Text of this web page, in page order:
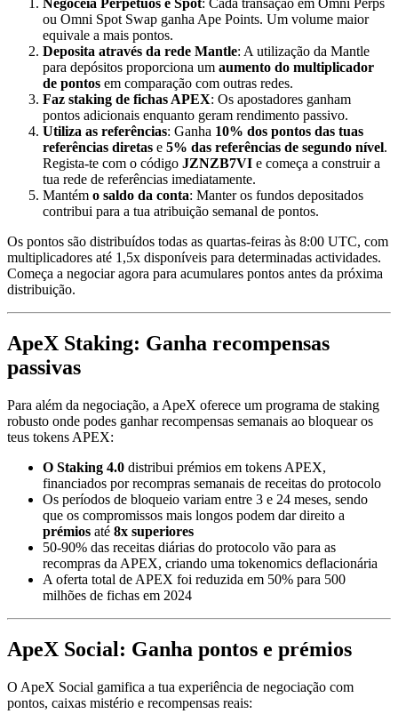
Negoceia Perpétuos e Spot: Cada transação em Omni Perps
ou Omni Spot Swap ganha Ape Points. Um volume maior
equivale a mais pontos.
Deposita através da rede Mantle: A utilização da Mantle
para depósitos proporciona um aumento do multiplicador
de pontos em comparação com outras redes.
Faz staking de fichas APEX: Os apostadores ganham
pontos adicionais enquanto geram rendimento passivo.
Utiliza as referências: Ganha 10% dos pontos das tuas
referências diretas e 5% das referências de segundo nível.
Regista-te com o código JZNZB7VI e começa a construir a
tua rede de referências imediatamente.
Mantém o saldo da conta: Manter os fundos depositados
contribui para a tua atribuição semanal de pontos.
Os pontos são distribuídos todas as quartas-feiras às 8:00 UTC, com
multiplicadores até 1,5x disponíveis para determinadas actividades.
Começa a negociar agora para acumulares pontos antes da próxima
distribuição.
ApeX Staking: Ganha recompensas
passivas
Para além da negociação, a ApeX oferece um programa de staking
robusto onde podes ganhar recompensas semanais ao bloquear os
teus tokens APEX:
O Staking 4.0 distribui prémios em tokens APEX,
financiados por recompras semanais de receitas do protocolo
Os períodos de bloqueio variam entre 3 e 24 meses, sendo
que os compromissos mais longos podem dar direito a
prémios até 8x superiores
50-90% das receitas diárias do protocolo vão para as
recompras da APEX, criando uma tokenomics deflacionária
A oferta total de APEX foi reduzida em 50% para 500
milhões de fichas em 2024
ApeX Social: Ganha pontos e prémios
O ApeX Social gamifica a tua experiência de negociação com
pontos, caixas mistério e recompensas reais: